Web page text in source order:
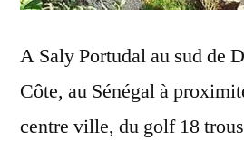
A Saly Portudal au sud de
Côte, au Sénégal à
centre ville, du golf 18